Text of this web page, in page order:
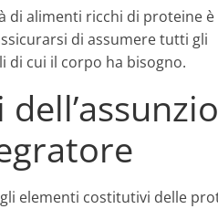
di alimenti ricchi di proteine è
di assumere tutti gli
di cui il corpo ha bisogno.
elementi costitutivi delle